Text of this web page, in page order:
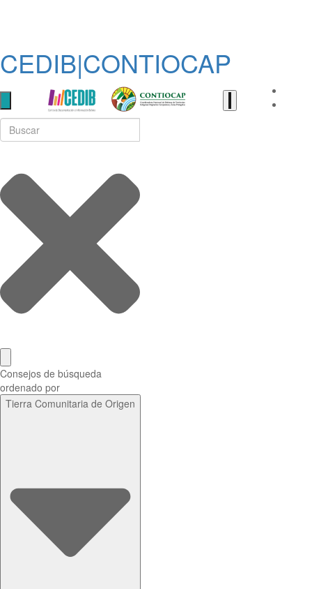
CEDIB|CONTIOCAP
Consejos de búsqueda
ordenado por
Tierra Comunitaria de Origen